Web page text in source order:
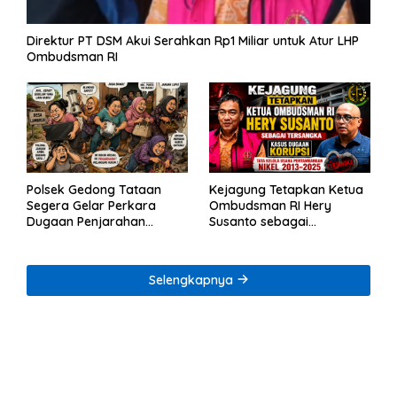
Direktur PT DSM Akui Serahkan Rp1 Miliar untuk Atur LHP
Ombudsman RI
Polsek Gedong Tataan
Segera Gelar Perkara
Dugaan Penjarahan
Kejagung Tetapkan Ketua
Ombudsman RI Hery
Susanto sebagai
Tambang Nikel
Selengkapnya